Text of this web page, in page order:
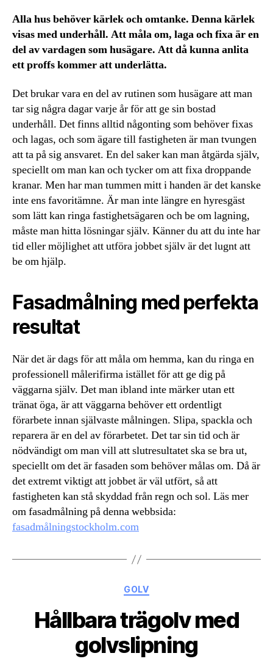
Alla hus behöver kärlek och omtanke. Denna kärlek
visas med underhåll. Att måla om, laga och fixa är en
del av vardagen som husägare. Att då kunna anlita
ett proffs kommer att underlätta.
Det brukar vara en del av rutinen som husägare att man
tar sig några dagar varje år för att ge sin bostad
underhåll. Det finns alltid någonting som behöver fixas
och lagas, och som ägare till fastigheten är man tvungen
att ta på sig ansvaret. En del saker kan man åtgärda själv,
speciellt om man kan och tycker om att fixa droppande
kranar. Men har man tummen mitt i handen är det kanske
inte ens favoritämne. Är man inte längre en hyresgäst
som lätt kan ringa fastighetsägaren och be om lagning,
måste man hitta lösningar själv. Känner du att du inte har
tid eller möjlighet att utföra jobbet själv är det lugnt att
be om hjälp.
Fasadmålning med perfekta
resultat
När det är dags för att måla om hemma, kan du ringa en
professionell målerifirma istället för att ge dig på
väggarna själv. Det man ibland inte märker utan ett
tränat öga, är att väggarna behöver ett ordentligt
förarbete innan självaste målningen. Slipa, spackla och
reparera är en del av förarbetet. Det tar sin tid och är
nödvändigt om man vill att slutresultatet ska se bra ut,
speciellt om det är fasaden som behöver målas om. Då är
det extremt viktigt att jobbet är väl utfört, så att
fastigheten kan stå skyddad från regn och sol. Läs mer
om fasadmålning på denna webbsida:
fasadmålningstockholm.com
Kategorier
GOLV
Hållbara trägolv med
golvslipning